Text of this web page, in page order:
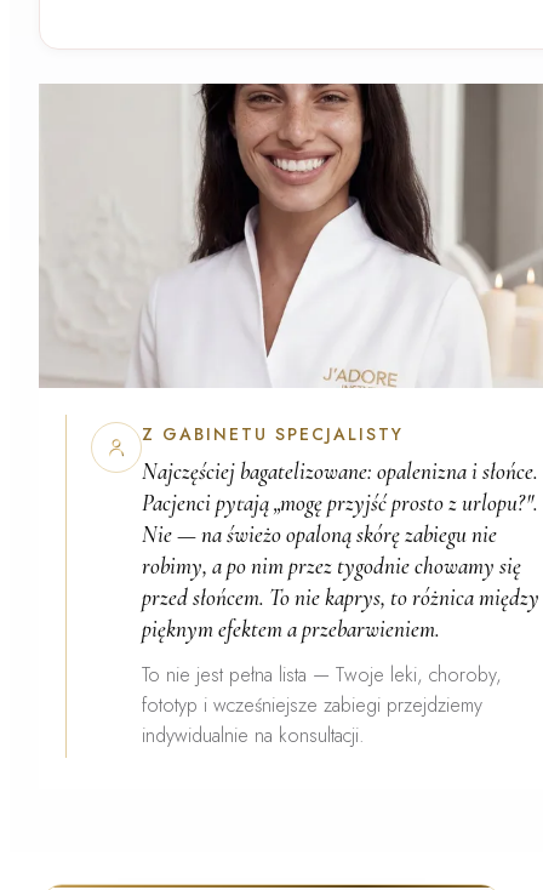
Z GABINETU SPECJALISTY
Najczęściej bagatelizowane: opalenizna i słońce.
Pacjenci pytają „mogę przyjść prosto z urlopu?".
Nie — na świeżo opaloną skórę zabiegu nie
robimy, a po nim przez tygodnie chowamy się
przed słońcem. To nie kaprys, to różnica między
pięknym efektem a przebarwieniem.
To nie jest pełna lista — Twoje leki, choroby,
fototyp i wcześniejsze zabiegi przejdziemy
indywidualnie na konsultacji.